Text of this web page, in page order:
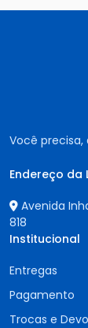
Você precisa,
Endereço da
Avenida
818
Institucional
Entregas
Pagamento
Trocas e